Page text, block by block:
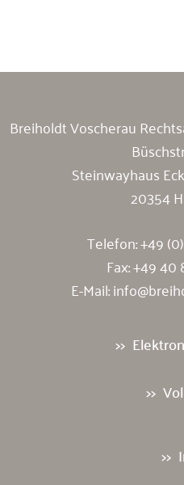
Breiholdt Voscherau
Steinwayhaus
20354
Telefon:+49
Fax: +49 40
E-Mail: